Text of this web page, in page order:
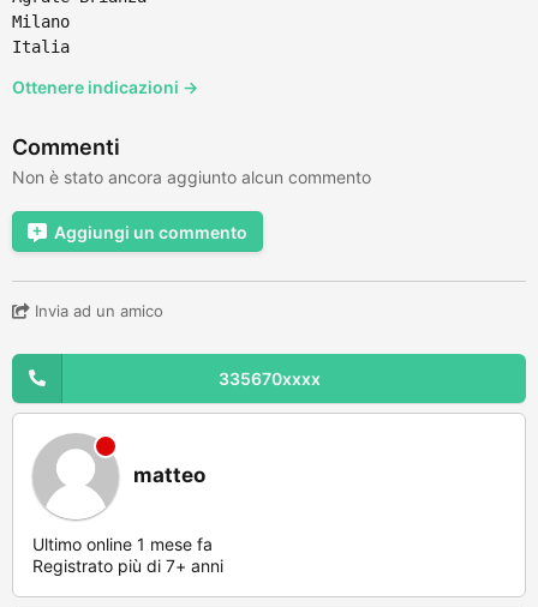
Milano
Italia
Ottenere indicazioni →
Commenti
Non è stato ancora aggiunto alcun commento
Aggiungi un commento
Invia ad un amico
335670xxxx
matteo
Ultimo online 1 mese fa
Registrato più di 7+ anni